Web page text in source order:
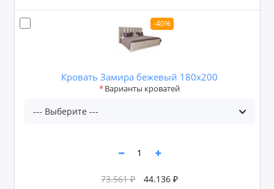
-40%
Кровать Замира бежевый 180x200
Варианты кроватей
73.561 ₽ 44.136 ₽